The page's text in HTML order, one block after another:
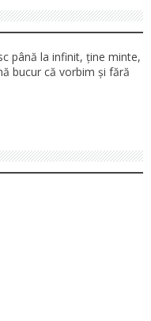
până la infinit, ține minte,
bucur că vorbim și fără